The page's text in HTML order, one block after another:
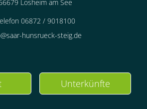
Losheim am See
06872 / 9018100
hunsrueck-steig.de
Unterkünfte